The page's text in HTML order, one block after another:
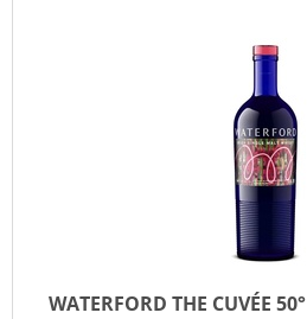
WATERFORD THE CUVÉE 50°